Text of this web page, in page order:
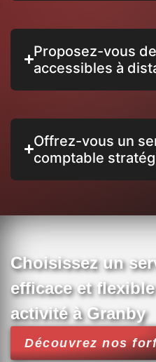
Proposez-vous
accessibles à
Offrez-vous un
comptable
Choisissez un
efficace et
activité à Granby
Découvrez nos